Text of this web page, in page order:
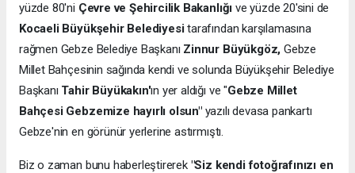
yüzde 80'ni Çevre ve Şehircilik Bakanlığı ve yüzde 20'sini de
Kocaeli Büyükşehir Belediyesitarafından karşılamasına
rağmen Gebze Belediye Başkanı Zinnur Büyükgöz, Gebze
Millet Bahçesinin sağında kendi ve solunda Büyükşehir Belediye
Başkanı Tahir Büyükakın'ın yer aldığı ve "Gebze Millet
Bahçesi Gebzemize hayırlı olsun"yazılı devasa pankartı
Gebze'nin en görünür yerlerine astırmıştı.
Biz o zaman bunu haberleştirerek "Siz kendi fotoğrafınızı en